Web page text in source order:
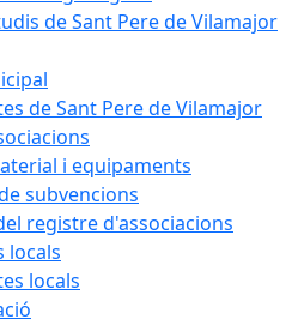
de Sant Pere de Vilamajor
de Sant Pere de Vilamajor
i equipaments
subvencions
registre d'associacions
locals
locals